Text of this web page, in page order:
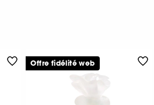
Offre fidélité web